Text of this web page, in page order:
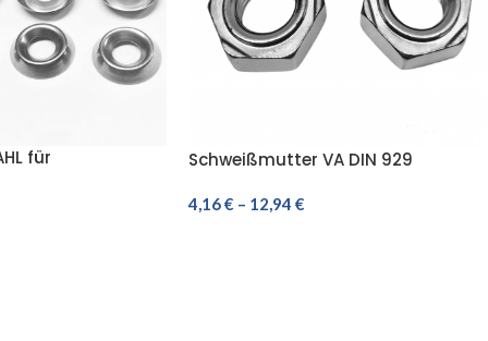
für
A2 M3 M4 M5 M6
Schweißmutter VA DIN 929
M5 M6 M8 M10 M12
4,16€ – 12,94 €